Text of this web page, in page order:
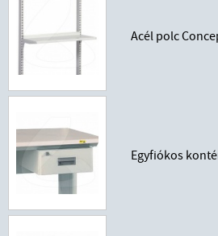
Acél polc
Egyfiókos